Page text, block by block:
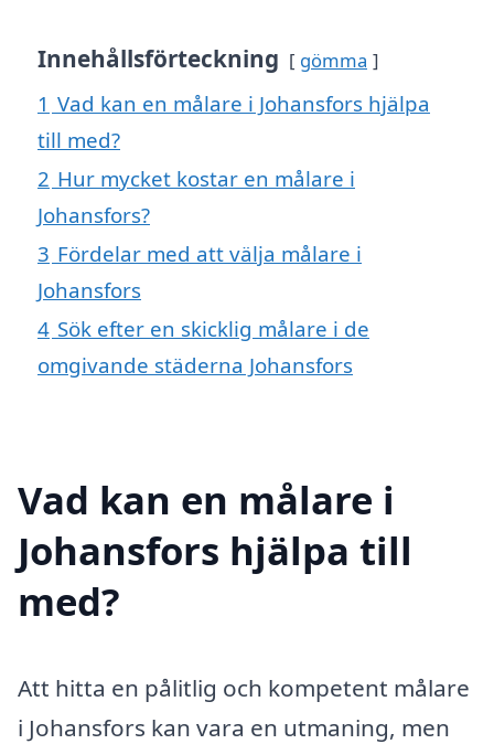
Innehållsförteckning gömma
1 Vad kan en målare i Johansfors hjälpa
till med?
2 Hur mycket kostar en målare i
Johansfors?
3 Fördelar med att välja målare i
Johansfors
4 Sök efter en skicklig målare i de
omgivande städerna Johansfors
Vad kan en målare i
Johansfors hjälpa till
med?
Att hitta en pålitlig och kompetent målare
i Johansfors kan vara en utmaning, men